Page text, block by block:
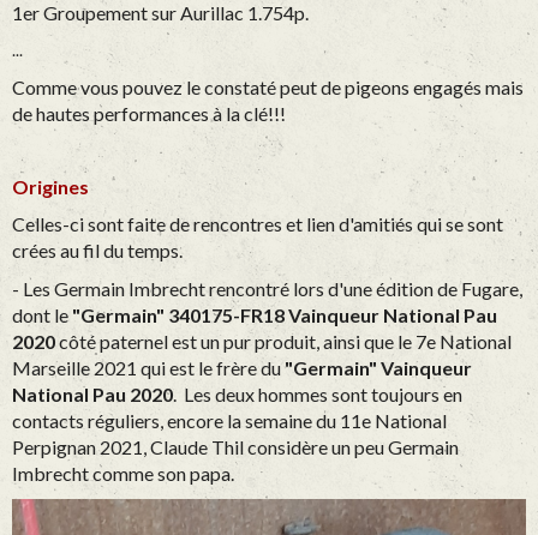
1er Groupement sur Aurillac 1.754p.
...
Comme vous pouvez le constaté peut de pigeons engagés mais
de hautes performances à la clé!!!
Origines
Celles-ci sont faite de rencontres et lien d'amitiés qui se sont
crées au fil du temps.
- Les Germain Imbrecht rencontré lors d'une édition de Fugare,
dont le "Germain" 340175-FR18 Vainqueur National Pau
2020côté paternel est un pur produit, ainsi que le 7e National
Marseille 2021 qui est le frère du"Germain" Vainqueur
National Pau 2020. Les deux hommes sont toujours en
contacts réguliers, encore la semaine du 11e National
Perpignan 2021, Claude Thil considère un peu Germain
Imbrecht comme son papa.